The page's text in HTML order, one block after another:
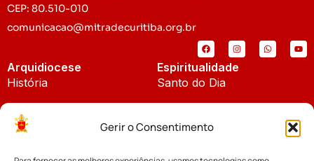
Gerir o Consentimento
CEP: 80.510-010
comunicacao@mitradecuritiba.org.br
Arquidiocese
História
Padroeira
Espiritualidade
Santo do Dia